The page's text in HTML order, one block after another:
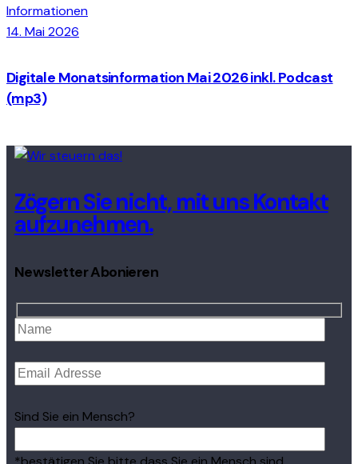
Informationen
14. Mai 2026
Digitale Monatsinformation Mai 2026 inkl. Podcast
(mp3)
Zögern Sie nicht, mit uns Kontakt
aufzunehmen.
Newsletter Abonieren
Sind Sie ein Mensch?